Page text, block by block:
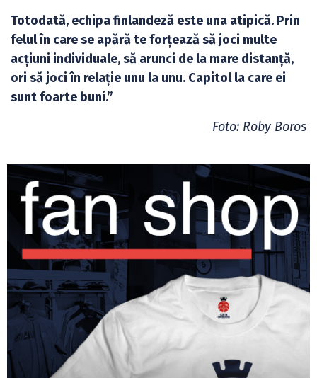
Totodată, echipa finlandeză este una atipică. Prin
felul în care se apără te forțează să joci multe
acțiuni individuale, să arunci de la mare distanță,
ori să joci în relație unu la unu. Capitol la care ei
sunt foarte buni.”
Foto: Roby Boros